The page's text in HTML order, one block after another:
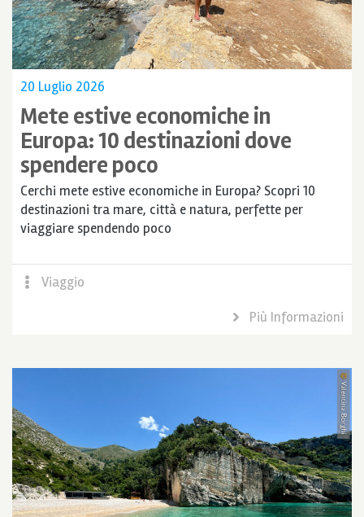
20 Luglio 2026
Mete estive economiche in
Europa: 10 destinazioni dove
spendere poco
Cerchi mete estive economiche in Europa? Scopri 10
destinazioni tra mare, città e natura, perfette per
viaggiare spendendo poco
Viaggio
Più Informazioni